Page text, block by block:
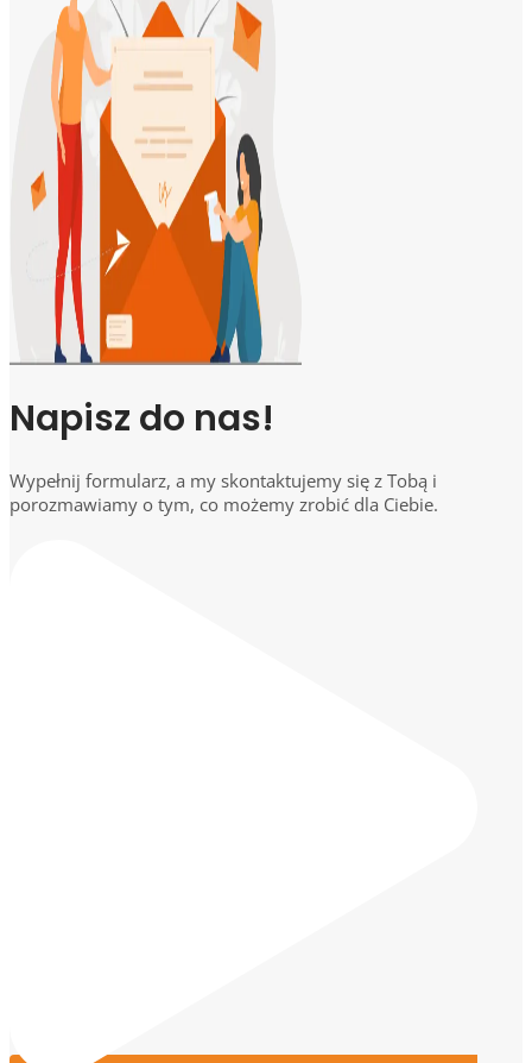
Napisz do nas!
Wypełnij formularz, a my skontaktujemy się z Tobą i
porozmawiamy o tym, co możemy zrobić dla Ciebie.